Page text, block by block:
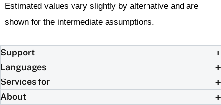
Estimated values vary slightly by alternative and are
shown for the intermediate assumptions.
Support
Languages
Services for
About